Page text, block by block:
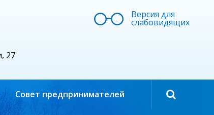
27
Версия для
слабовидящих
Совет предпринимателей